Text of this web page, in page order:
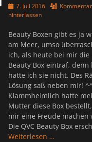
Veröffentlicht
am
7. Juli 2016
Kommentar
hinterlassen
Beauty Boxen gibt es ja
am Meer, umso
ich, als heute bei mir die
Beauty Box eintraf, denn
hatte ich sie nicht. Des
Lösung saß neben mir!
Klammheimlich hatte
Mutter diese Box
mir eine Freude machen
Die QVC Beauty Box
Weiterlesen …